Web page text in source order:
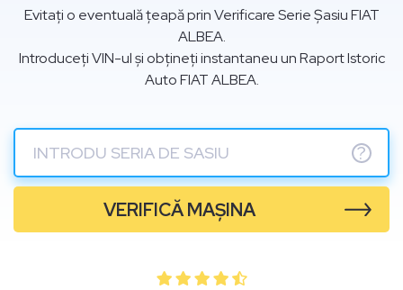
Evitați o eventuală țeapă prin Verificare Serie Șasiu FIAT
ALBEA.
Introduceți VIN-ul și obțineți instantaneu un Raport Istoric
Auto FIAT ALBEA.
?
VERIFICĂ MAȘINA